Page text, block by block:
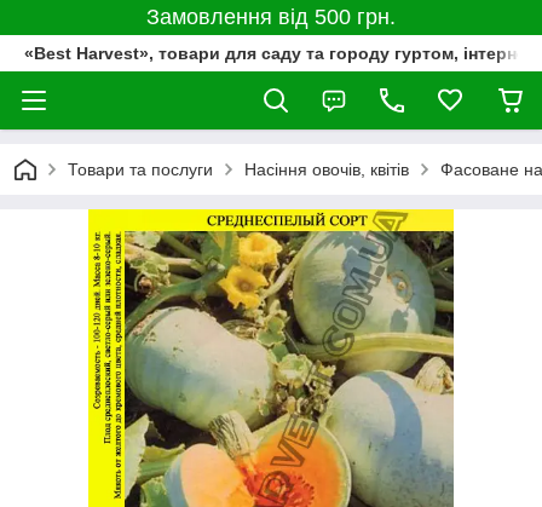
Замовлення від 500 грн.
«Best Harvest», товари для саду та городу гуртом,
Товари та послуги Насіння овочів, квітів Фасоване